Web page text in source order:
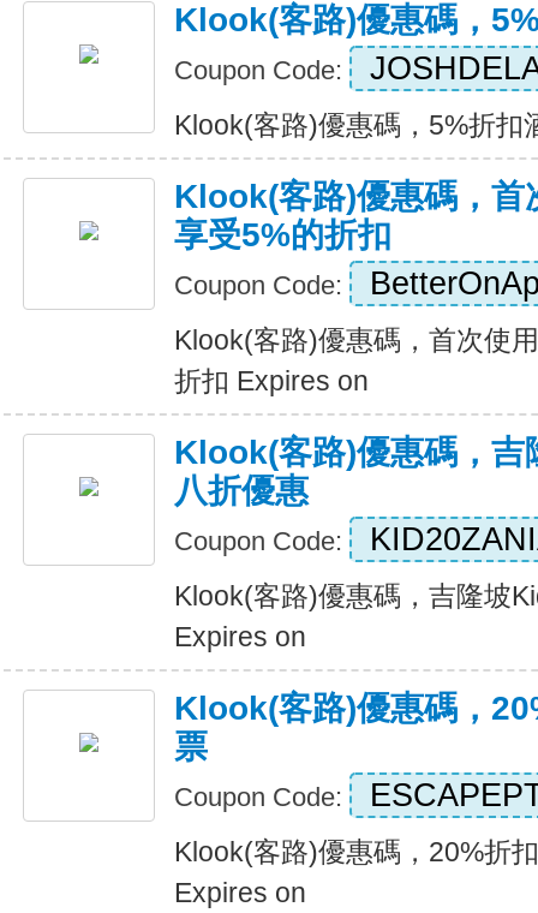
Klook(客路)優惠碼，
Coupon Code:
Klook(客路)優惠碼，5%折扣
Klook(客路)優惠碼，首
享受5%的折扣
Coupon Code:
Klook(客路)優惠碼，首次使
折扣 Expires on
Klook(客路)優惠碼，
八折優惠
Coupon Code:
Klook(客路)優惠碼，吉隆坡
Expires on
Klook(客路)優惠碼，
票
Coupon Code:
Klook(客路)優惠碼，20%折
Expires on